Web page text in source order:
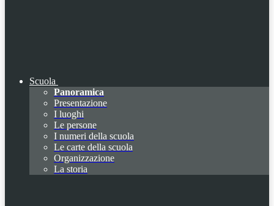
Scuola
Panoramica
Presentazione
I luoghi
Le persone
I numeri della scuola
Le carte della scuola
Organizzazione
La storia